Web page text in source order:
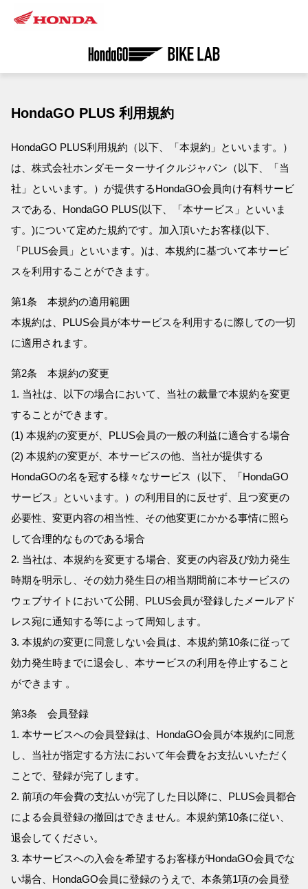
HondaGO PLUS 利用規約
HondaGO PLUS利用規約（以下、「本規約」といいます。）
は、株式会社ホンダモーターサイクルジャパン（以下、「当
社」といいます。）が提供するHondaGO会員向け有料サービ
スである、HondaGO PLUS(以下、「本サービス」といいま
す。)について定めた規約です。加入頂いたお客様(以下、
「PLUS会員」といいます。)は、本規約に基づいて本サービ
スを利用することができます。
第1条 本規約の適用範囲
本規約は、PLUS会員が本サービスを利用するに際しての一切
に適用されます。
第2条 本規約の変更
1. 当社は、以下の場合において、当社の裁量で本規約を変更
することができます。
(1) 本規約の変更が、PLUS会員の一般の利益に適合する場合
(2) 本規約の変更が、本サービスの他、当社が提供する
HondaGOの名を冠する様々なサービス（以下、「HondaGO
サービス」といいます。）の利用目的に反せず、且つ変更の
必要性、変更内容の相当性、その他変更にかかる事情に照ら
して合理的なものである場合
2. 当社は、本規約を変更する場合、変更の内容及び効力発生
時期を明示し、その効力発生日の相当期間前に本サービスの
ウェブサイトにおいて公開、PLUS会員が登録したメールアド
レス宛に通知する等によって周知します。
3. 本規約の変更に同意しない会員は、本規約第10条に従って
効力発生時までに退会し、本サービスの利用を停止すること
ができます 。
第3条 会員登録
1. 本サービスへの会員登録は、HondaGO会員が本規約に同意
し、当社が指定する方法において年会費をお支払いいただく
ことで、登録が完了します。
2. 前項の年会費の支払いが完了した日以降に、PLUS会員都合
による会員登録の撤回はできません。本規約第10条に従い、
退会してください。
3. 本サービスへの入会を希望するお客様がHondaGO会員でな
い場合、HondaGO会員に登録のうえで、本条第1項の会員登